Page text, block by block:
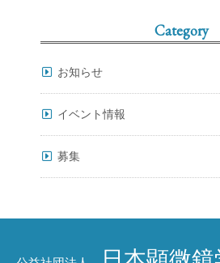
Category
お知らせ
イベント情報
募集